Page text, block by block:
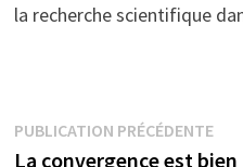
la recherche scientifique
Navigation
PUBLICATION PRÉCÉDENTE
La convergence est bien